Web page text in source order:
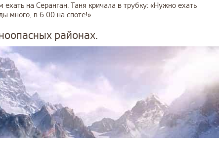
на Серанган. Таня кричала в трубку: «Нужно ехать
много, в 6 00 на споте!»
районах.